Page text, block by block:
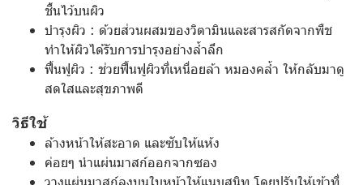
ชื้นไว้บนผิว
บำรุงผิว : ด้วยส่วนผสมของวิตามินและสารสกัดจากพืช
ทำให้ผิวได้รับการบำรุงอย่างล้ำลึก
ฟื้นฟูผิว : ช่วยฟื้นฟูผิวที่เหนื่อยล้า หมองคล้ำ ให้กลับมาดู
สดใสและสุขภาพดี
วิธีใช้
ล้างหน้าให้สะอาด และซับให้แห้ง
ค่อยๆ นำแผ่นมาสก์ออกจากซอง
วางแผ่นมาสก์ลงบนใบหน้าให้แนบสนิท โดยปรับให้เข้าที่